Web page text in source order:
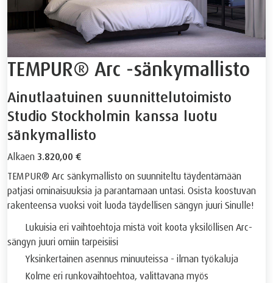
TEMPUR® Arc -sänkymallisto
Ainutlaatuinen suunnittelutoimisto
Studio Stockholmin kanssa luotu
sänkymallisto
Alkaen 3.820,00 €
TEMPUR® Arc sänkymallisto on suunniteltu täydentämään
patjasi ominaisuuksia ja parantamaan untasi. Osista koostuvan
rakenteensa vuoksi voit luoda täydellisen sängyn juuri Sinulle!
Lukuisia eri vaihtoehtoja mistä voit koota yksilöllisen Arc-
sängyn juuri omiin tarpeisiisi
Yksinkertainen asennus minuuteissa - ilman työkaluja
Kolme eri runkovaihtoehtoa, valittavana myös